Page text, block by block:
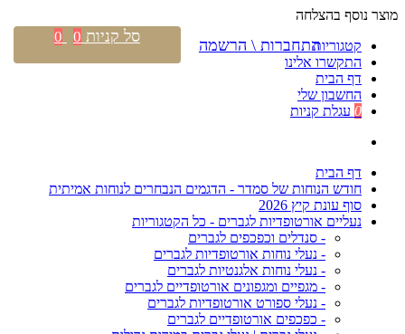
מוצר נוסף בהצלחה
קטגוריות
התקשרו אלינו
דף הבית
החשבון שלי
0 עגלת קניות
דף הבית
חודש הנוחות של סמדר - הדגמים הנבחרים לנוחות אמיתית
סוף עונת קיץ 2026
נעליים אורטופדיות לגברים - כל הקטגוריות
- סנדלים וכפכפים לגברים
- נעלי נוחות אורטופדיות לגברים
- נעלי נוחות אלגנטיות לגברים
- מגפיים ומגפונים אורטופדיים לגברים
- נעלי ספורט אורטופדיות לגברים
- כפכפים אורטופדיים לגברים
התחברות \ הרשמה סל קניות 0
0